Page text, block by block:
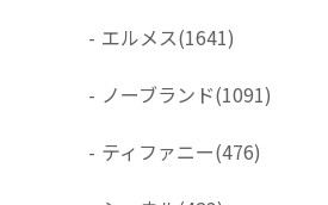
- エルメス(1641)
- ノーブランド(1091)
- ティファニー(476)